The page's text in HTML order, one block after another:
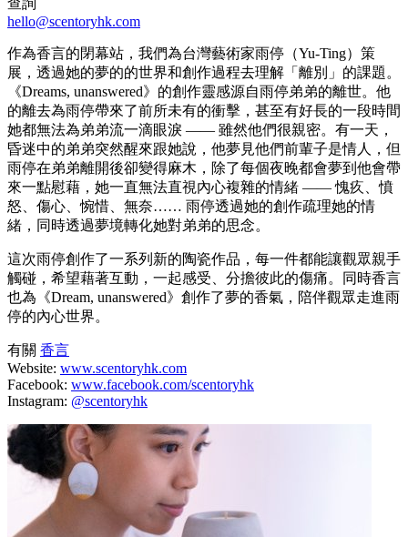
查詢
hello@scentoryhk.com
作為香言的閉幕站，我們為台灣藝術家雨停（Yu-Ting）策
展，透過她的夢的的世界和創作過程去理解「離別」的課題。
《Dreams, unanswered》的創作靈感源自雨停弟弟的離世。他
的離去為雨停帶來了前所未有的衝擊，甚至有好長的一段時間
她都無法為弟弟流一滴眼淚 —— 雖然他們很親密。有一天，
昏迷中的弟弟突然醒來跟她說，他夢見他們前輩子是情人，但
雨停在弟弟離開後卻變得麻木，除了每個夜晚都會夢到他會帶
來一點慰藉，她一直無法直視內心複雜的情緒 —— 愧疚、憤
怒、傷心、惋惜、無奈…… 雨停透過她的創作疏理她的情
緒，同時透過夢境轉化她對弟弟的思念。
這次雨停創作了一系列新的陶瓷作品，每一件都能讓觀眾親手
觸碰，希望藉著互動，一起感受、分擔彼此的傷痛。同時香言
也為《Dream, unanswered》創作了夢的香氣，陪伴觀眾走進雨
停的內心世界。
有關 香言
Website: www.scentoryhk.com
Facebook: www.facebook.com/scentoryhk
Instagram: @scentoryhk